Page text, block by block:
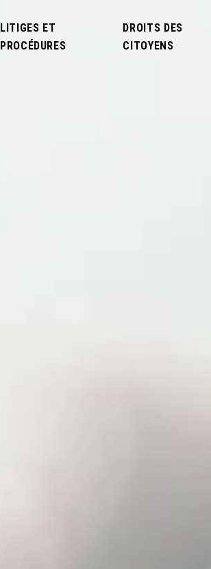
LITIGES ET
PROCÉDURES
DROITS DES
CITOYENS